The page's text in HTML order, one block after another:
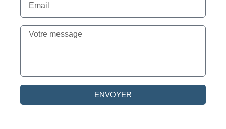
ENVOYER